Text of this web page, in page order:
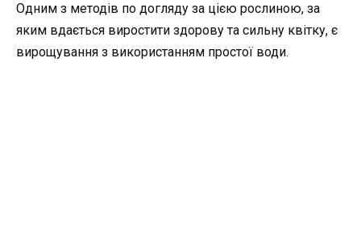
Одним з методів по догляду за цією рослиною, за
яким вдається виростити здорову та сильну квітку, є
вирощування з використанням простої води.